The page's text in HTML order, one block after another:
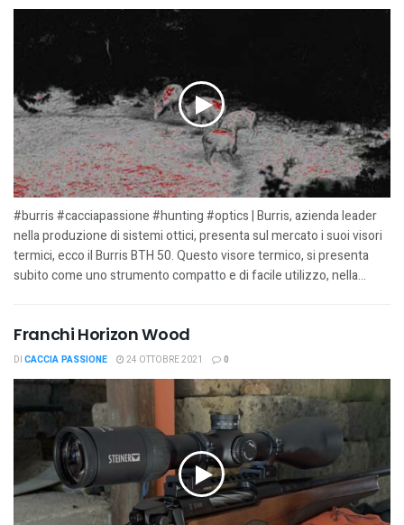
#burris #cacciapassione #hunting #optics | Burris, azienda leader
nella produzione di sistemi ottici, presenta sul mercato i suoi visori
termici, ecco il Burris BTH 50. Questo visore termico, si presenta
subito come uno strumento compatto e di facile utilizzo, nella...
Franchi Horizon Wood
DI CACCIA PASSIONE 24 OTTOBRE 2021 0